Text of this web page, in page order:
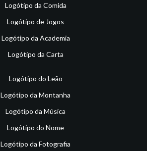
Logótipo da Comida
Logótipo de Jogos
Logótipo da Academia
Logótipo da Carta
Logótipo do Leão
Logótipo da Montanha
Logótipo da Música
Logótipo do Nome
Logótipo da Fotografia